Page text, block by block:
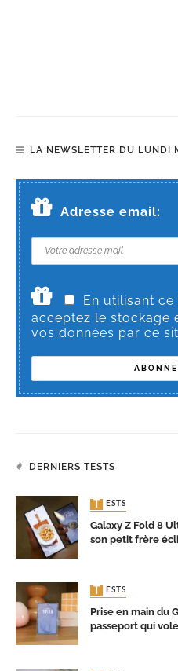
LA NEWSLETTER DU LUNDI
Adresse email:
En utilisant
acceptez le stockage
vos données par ce
DERNIERS TESTS
TESTS
Galaxy Z Fold 8
son petit frère
TESTS
Prise en main du
passeport qui